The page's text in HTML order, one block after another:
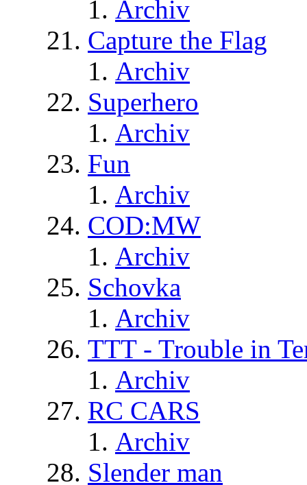
Archiv
Capture the Flag
Archiv
Superhero
Archiv
Fun
Archiv
COD:MW
Archiv
Schovka
Archiv
TTT - Trouble in
Archiv
RC CARS
Archiv
Slender man